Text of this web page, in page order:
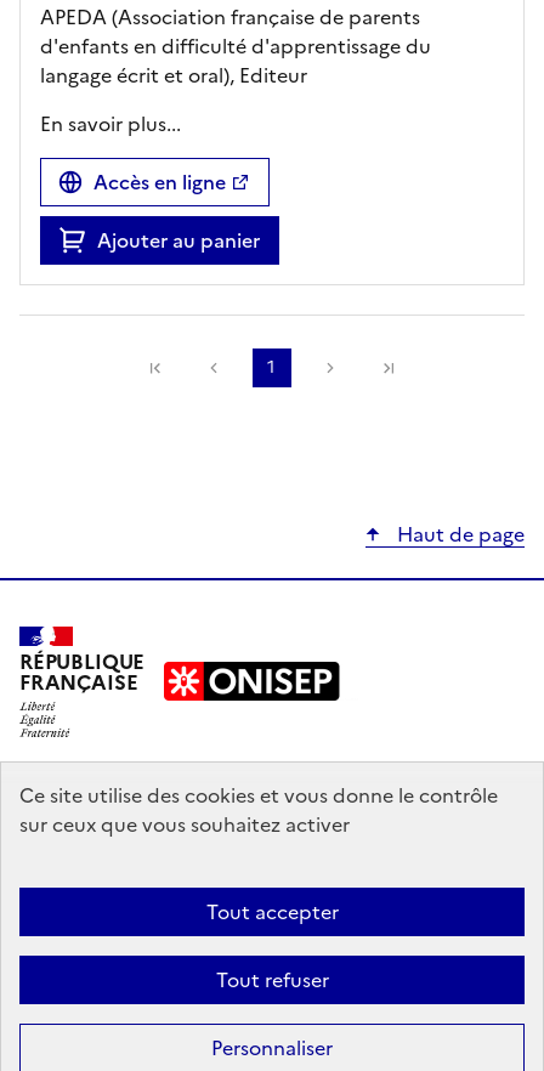
Ce site utilise des cookies et vous donne le contrôle
sur ceux que vous souhaitez activer
Tout accepter
Tout refuser
Personnaliser
APEDA (Association française de parents
d'enfants en difficulté d'apprentissage du
langage écrit et oral), Editeur
En savoir plus...
Accès en ligne
Ajouter au panier
Précédente
1 Suivante
Haut de page
RÉPUBLIQUE
FRANÇAISE
education.gouv.fr
enseignementsup-recherche.gouv.fr
Accessibilité : partiellement conforme
Sauf mention explicite de propriété intellectuelle détenue par des tiers,
les contenus de ce site sont proposés souslicence etalab-2.0